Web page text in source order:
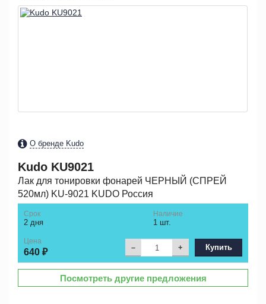
О бренде Kudo
Kudo KU9021
Лак для тонировки фонарей ЧЕРНЫЙ (СПРЕЙ
520мл) KU-9021 KUDO Россия
Срок
2 дня
Наличие
1 шт.
Цена
640 ₽ – + Купить
Посмотреть другие предложения